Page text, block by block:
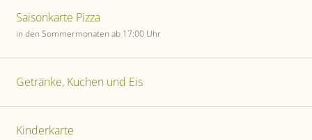
Saisonkarte Pizza
in den Sommermonaten ab 17:00 Uhr
Getränke, Kuchen und Eis
Kinderkarte